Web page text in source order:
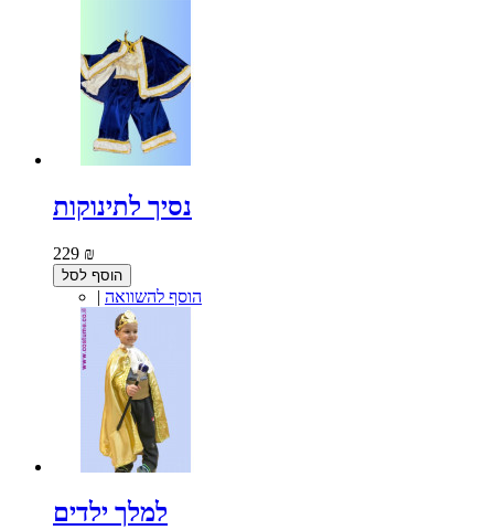
נסיך לתינוקות
229 ₪
הוסף לסל
| הוסף להשוואה
למלך ילדים